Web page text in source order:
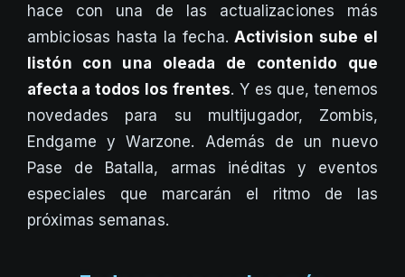
hace con una de las actualizaciones más
ambiciosas hasta la fecha. Activision sube el
listón con una oleada de contenido que
afecta a todos los frentes. Y es que, tenemos
novedades para su multijugador, Zombis,
Endgame y Warzone. Además de un nuevo
Pase de Batalla, armas inéditas y eventos
especiales que marcarán el ritmo de las
próximas semanas.